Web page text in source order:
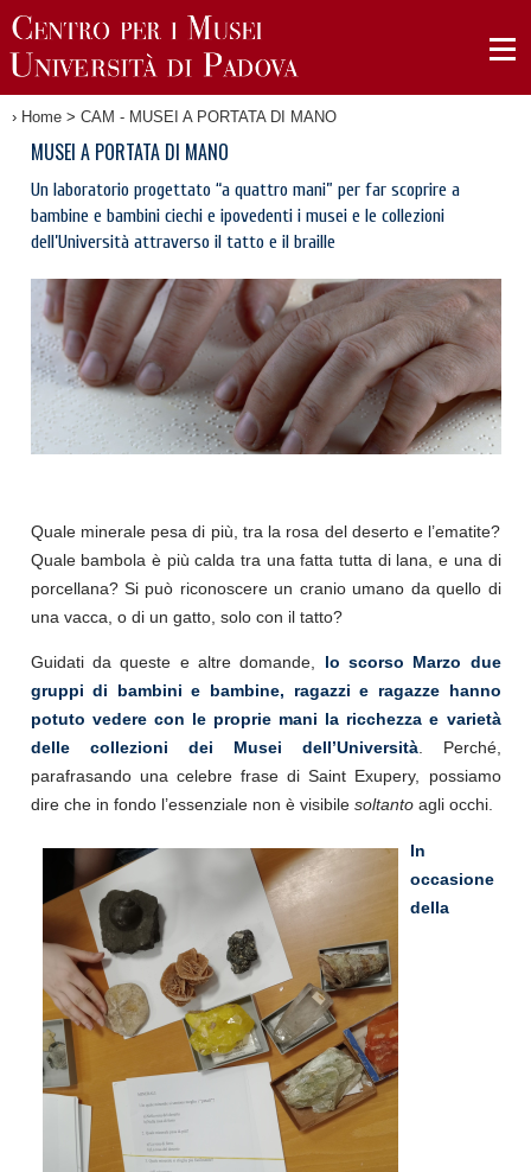
› Home > CAM - MUSEI A PORTATA DI MANO
MUSEI A PORTATA DI MANO
Un laboratorio progettato “a quattro mani” per far scoprire a
bambine e bambini ciechi e ipovedenti i musei e le collezioni
dell’Università attraverso il tatto e il braille
Quale minerale pesa di più, tra la rosa del deserto e l’ematite?
Quale bambola è più calda tra una fatta tutta di lana, e una di
porcellana? Si può riconoscere un cranio umano da quello di
una vacca, o di un gatto, solo con il tatto?
Guidati da queste e altre domande, lo scorso Marzo due
gruppi di bambini e bambine, ragazzi e ragazze hanno
potuto vedere con le proprie mani la ricchezza e varietà
delle collezioni dei Musei dell’Università. Perché,
parafrasando una celebre frase di Saint Exupery, possiamo
dire che in fondo l’essenziale non è visibile soltantoagli occhi.
In
occasione
della